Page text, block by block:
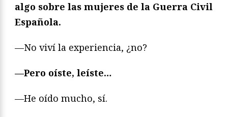
algo sobre las mujeres de la Guerra Civil
Española.
—No viví la experiencia, ¿no?
—Pero oíste, leíste…
—He oído mucho, sí.